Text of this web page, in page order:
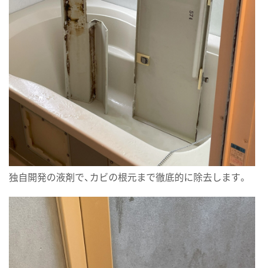
独自開発の液剤で、カビの根元まで徹底的に除去します。